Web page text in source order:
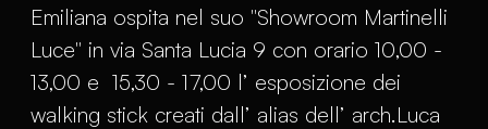
Emiliana ospita nel suo "Showroom Martinelli
Luce" in via Santa Lucia 9 con orario 10,00 -
13,00 e 15,30 - 17,00 l’ esposizione dei
walking stick creati dall’ alias dell’ arch.Luca